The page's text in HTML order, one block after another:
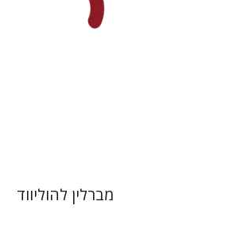
מברלין להוליווד